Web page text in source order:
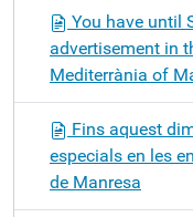
You have until
advertisement in
Mediterrània of
Fins aquest
especials en les
de Manresa